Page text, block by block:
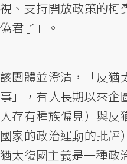
視、支持開放政策的柯
偽君子」。
該團體並澄清，「反猶
事」，有人長期以來企
人存有種族偏見）與反
國家的政治運動的批評
猶太復國主義是一種政